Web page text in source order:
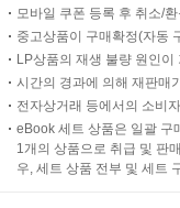
모바일 쿠폰 등록 후 취소/
중고상품이 구매확정(자동
LP상품의 재생 불량 원인
시간의 경과에 의해 재판매
전자상거래 등에서의 소비
eBook 세트 상품은 일괄 구
1개의 상품으로 취급 및 판
우, 세트 상품 전부 및 세트